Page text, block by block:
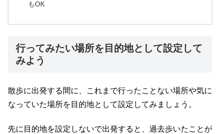
もOK
行ってみたい場所を目的地として設定して
みよう
散歩に出発する間に、これまで行ったことない場所や気に
なっていた場所を目的地として設定してみましょう。
先に目的地を設定しないで出発すると、過去歩いたことが